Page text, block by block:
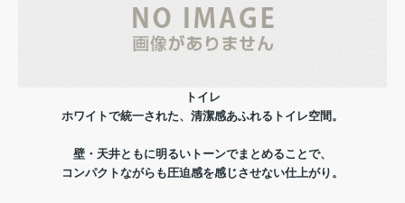
トイレ
ホワイトで統一された、清潔感あふれるトイレ空間。
壁・天井ともに明るいトーンでまとめることで、
コンパクトながらも圧迫感を感じさせない仕上がり。